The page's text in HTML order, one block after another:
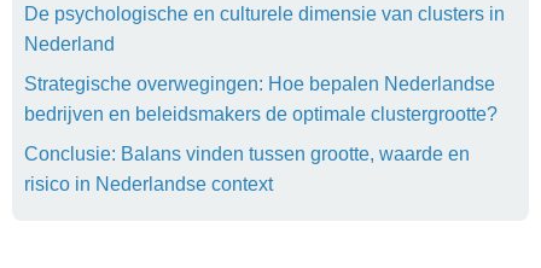
De psychologische en culturele dimensie van clusters in
Nederland
Strategische overwegingen: Hoe bepalen Nederlandse
bedrijven en beleidsmakers de optimale clustergrootte?
Conclusie: Balans vinden tussen grootte, waarde en
risico in Nederlandse context